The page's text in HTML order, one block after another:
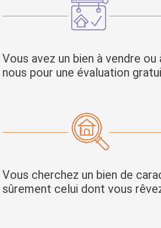
Vous avez un bien à vendre
nous pour une évaluation
Vous cherchez un bien de
sûrement celui dont vous